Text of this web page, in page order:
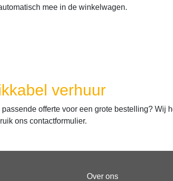
mee in de winkelwagen.
verhuur
offerte voor een grote bestelling? Wij
ons contactformulier.
Over ons